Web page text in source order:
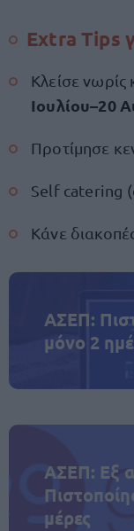
Extra Tips
Κλείσε νωρίς
Ιουλίου–20
Προτίμησε
Self catering
Κάνε
ΑΣΕΠ:
μόνο 2
ΑΣΕΠ: Εξ
μέρες